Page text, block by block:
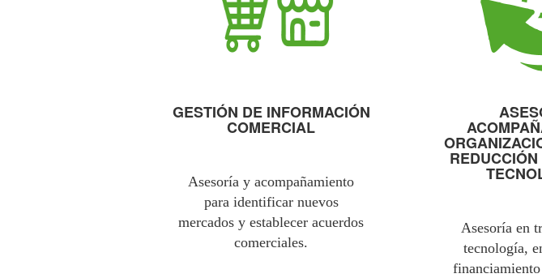
GESTIÓN DE INFORMACIÓN
COMERCIAL
Asesoría y acompañamiento
para identificar nuevos
mercados y establecer acuerdos
comerciales.
Asesoría en
tecnología,